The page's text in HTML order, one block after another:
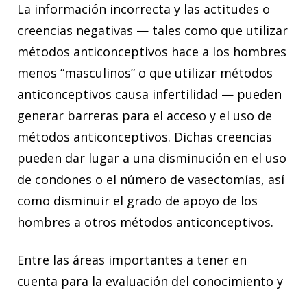
La información incorrecta y las actitudes o
creencias negativas — tales como que utilizar
métodos anticonceptivos hace a los hombres
menos “masculinos” o que utilizar métodos
anticonceptivos causa infertilidad — pueden
generar barreras para el acceso y el uso de
métodos anticonceptivos. Dichas creencias
pueden dar lugar a una disminución en el uso
de condones o el número de vasectomías, así
como disminuir el grado de apoyo de los
hombres a otros métodos anticonceptivos.
Entre las áreas importantes a tener en
cuenta para la evaluación del conocimiento y